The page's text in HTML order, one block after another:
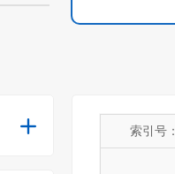
索引号：